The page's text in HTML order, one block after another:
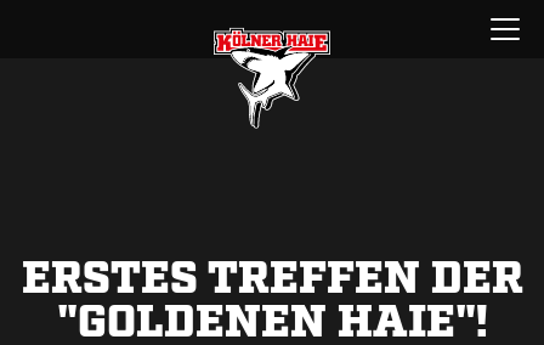
Menü
öffnen
ERSTES TREFFEN DER
"GOLDENEN HAIE"!